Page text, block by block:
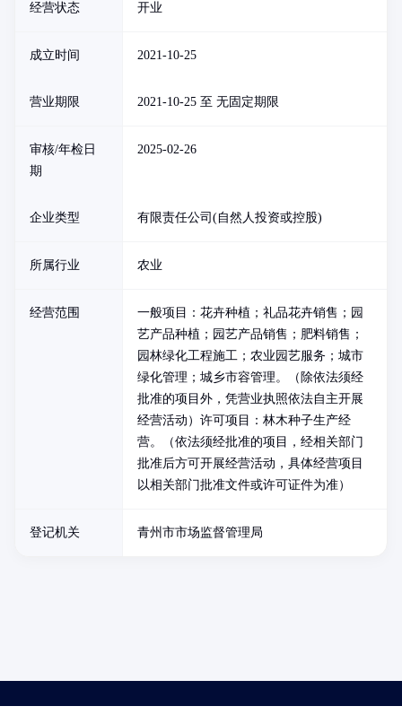
经营状态 开业
成立时间 2021-10-25
营业期限 2021-10-25 至 无固定期限
审核/年检日
期
2025-02-26
企业类型 有限责任公司(自然人投资或控股)
所属行业 农业
经营范围
一般项目：花卉种植；礼品花卉销售；园
艺产品种植；园艺产品销售；肥料销售；
园林绿化工程施工；农业园艺服务；城市
绿化管理；城乡市容管理。（除依法须经
批准的项目外，凭营业执照依法自主开展
经营活动）许可项目：林木种子生产经
营。（依法须经批准的项目，经相关部门
批准后方可开展经营活动，具体经营项目
以相关部门批准文件或许可证件为准）
登记机关 青州市市场监督管理局